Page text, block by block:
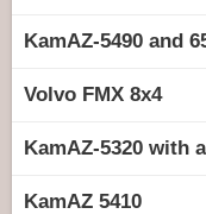
KamAZ-5490 and
Volvo FMX 8x4
KamAZ-5320 with
KamAZ 5410